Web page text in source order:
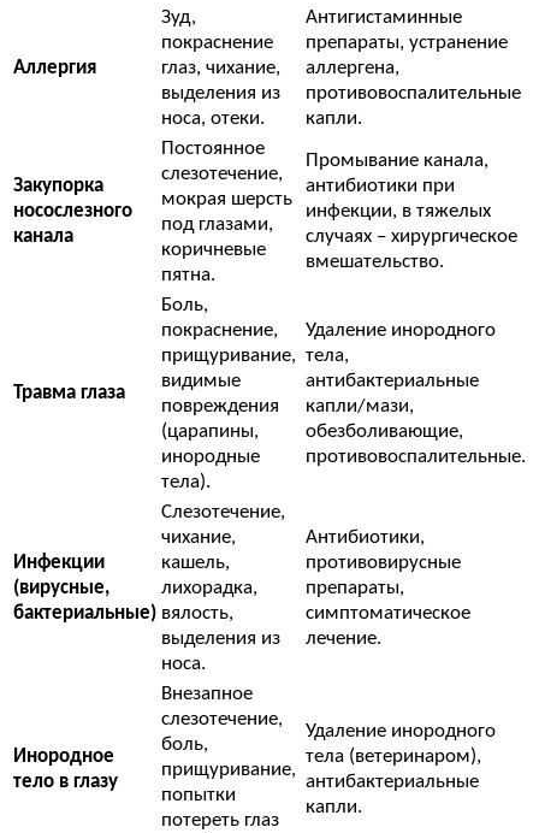
Аллергия
Зуд,
покраснение
глаз, чихание,
выделения из
носа, отеки.
Антигистаминные
препараты, устранение
аллергена,
противовоспалительные
капли.
Закупорка
носослезного
канала
Постоянное
слезотечение,
мокрая шерсть
под глазами,
коричневые
пятна.
Промывание канала,
антибиотики при
инфекции, в тяжелых
случаях – хирургическое
вмешательство.
Травма глаза
Боль,
покраснение,
прищуривание,
видимые
повреждения
(царапины,
инородные
тела).
Удаление инородного
тела,
антибактериальные
капли/мази,
обезболивающие,
противовоспалительные.
Инфекции
(вирусные,
бактериальные)
Слезотечение,
чихание,
кашель,
лихорадка,
вялость,
выделения из
носа.
Антибиотики,
противовирусные
препараты,
симптоматическое
лечение.
Инородное
тело в глазу
Внезапное
слезотечение,
боль,
прищуривание,
попытки
потереть глаз
Удаление инородного
тела (ветеринаром),
антибактериальные
капли.